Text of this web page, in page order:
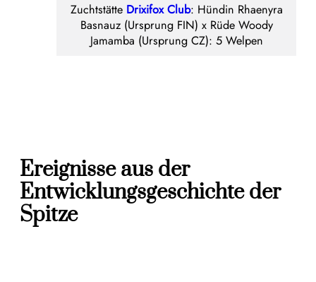
Zuchtstätte Drixifox Club: Hündin Rhaenyra
Basnauz (Ursprung FIN) x Rüde Woody
Jamamba (Ursprung CZ): 5 Welpen
Ereignisse aus der
Entwicklungsgeschichte der
Spitze